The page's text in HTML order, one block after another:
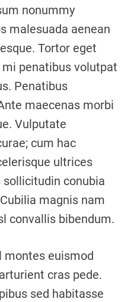
nonummy
malesuada aenean
Tortor eget
penatibus volutpat
Penatibus
maecenas morbi
Vulputate
cum hac
ultrices
conubia
magnis nam
convallis bibendum.
euismod
cras pede.
sed habitasse